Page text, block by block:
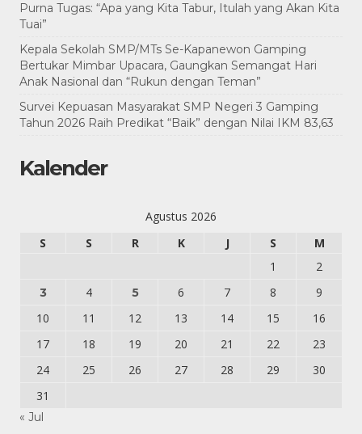
Purna Tugas: “Apa yang Kita Tabur, Itulah yang Akan Kita
Tuai”
Kepala Sekolah SMP/MTs Se-Kapanewon Gamping
Bertukar Mimbar Upacara, Gaungkan Semangat Hari
Anak Nasional dan “Rukun dengan Teman”
Survei Kepuasan Masyarakat SMP Negeri 3 Gamping
Tahun 2026 Raih Predikat “Baik” dengan Nilai IKM 83,63
Kalender
Agustus 2026
S
S R K J S
M
1
2
3 4 5 6 7 8
9
10
11 12 13 14 15
16
17
18 19 20 21 22
23
24
25 26 27 28 29
30
31
« Jul